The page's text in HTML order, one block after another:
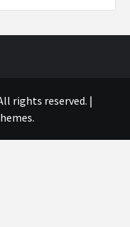
rights reserved. |